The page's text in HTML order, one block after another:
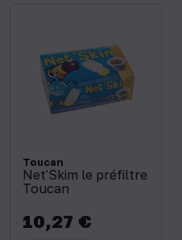
Toucan
Net'Skim le préfiltre
Toucan
Prix
10,27 €